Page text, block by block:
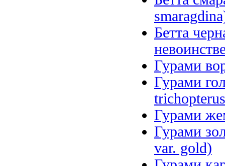
Бетта
Гурами
Гурами
Гурами
Гурами
var. gold)